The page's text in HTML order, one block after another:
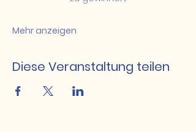
Mehr anzeigen
Diese Veranstaltung teilen